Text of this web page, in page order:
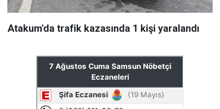
Atakum'da trafik kazasında 1 kişi yaralandı